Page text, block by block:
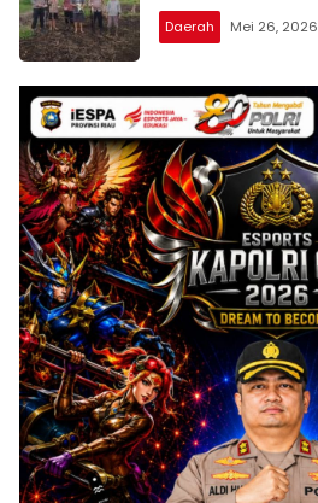
Daerah Mei 26, 2026